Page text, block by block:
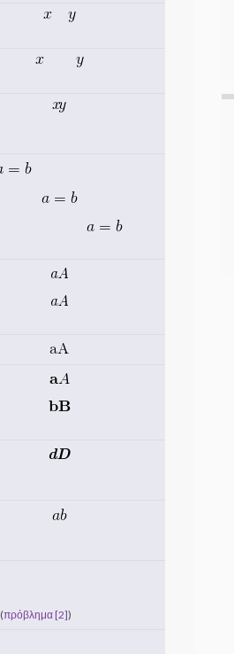
(πρόβλημα [2])